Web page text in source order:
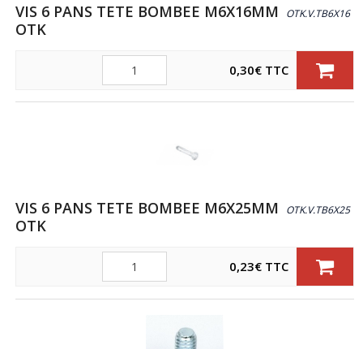
VIS 6 PANS TETE BOMBEE M6X16MM
OTK
OTK.V.TB6X16
0,30€ TTC
VIS 6 PANS TETE BOMBEE M6X25MM
OTK
OTK.V.TB6X25
Quantité 0,23€ TTC